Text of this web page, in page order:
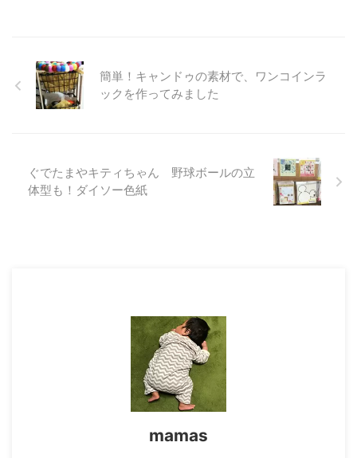
簡単！キャンドゥの素材で、ワンコインラ
ックを作ってみました
ぐでたまやキティちゃん 野球ボールの立
体型も！ダイソー色紙
mamas